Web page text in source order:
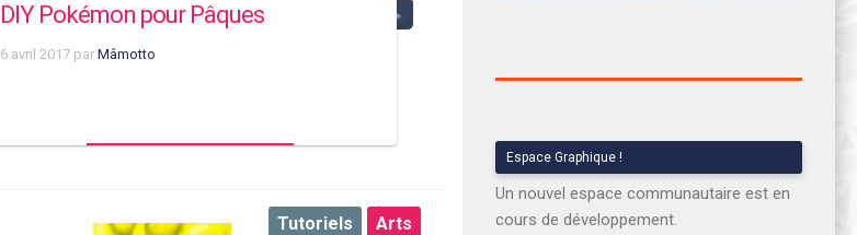
DIY Pokémon pour Pâques
6 avril 2017 par Mâmotto
Arts
Tutoriels
Espace Graphique !
Un nouvel espace communautaire est en
cours de développement.